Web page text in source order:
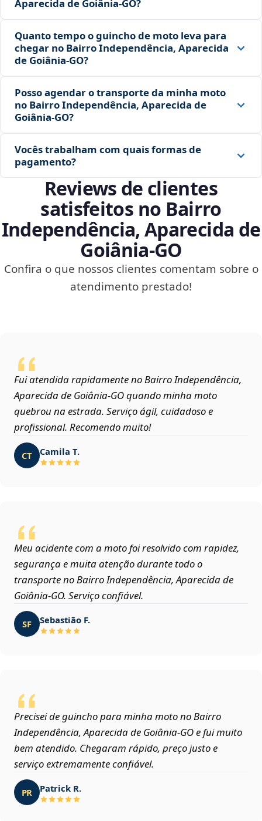
Aparecida de Goiânia‑GO?
Quanto tempo o guincho de moto leva para
chegar no Bairro Independência, Aparecida
de Goiânia‑GO?
Posso agendar o transporte da minha moto
no Bairro Independência, Aparecida de
Goiânia‑GO?
Vocês trabalham com quais formas de
pagamento?
Reviews de clientes
satisfeitos no Bairro
Independência, Aparecida de
Goiânia‑GO
Confira o que nossos clientes comentam sobre o
atendimento prestado!
Fui atendida rapidamente no Bairro Independência,
Aparecida de Goiânia‑GO quando minha moto
quebrou na estrada. Serviço ágil, cuidadoso e
profissional. Recomendo muito!
CT Camila T.
Meu acidente com a moto foi resolvido com rapidez,
segurança e muita atenção durante todo o
transporte no Bairro Independência, Aparecida de
Goiânia‑GO. Serviço confiável.
SF Sebastião F.
Precisei de guincho para minha moto no Bairro
Independência, Aparecida de Goiânia‑GO e fui muito
bem atendido. Chegaram rápido, preço justo e
serviço extremamente confiável.
PR Patrick R.